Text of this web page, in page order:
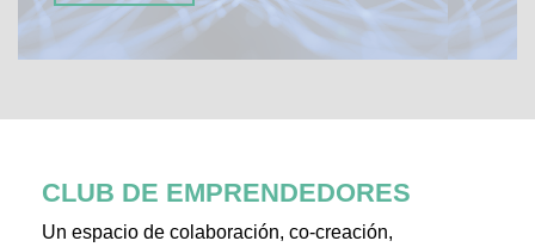
CLUB DE EMPRENDEDORES
Un espacio de colaboración, co-creación,